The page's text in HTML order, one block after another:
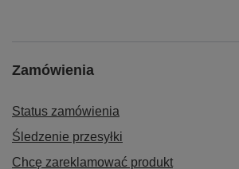
Zamówienia
Status zamówienia
Śledzenie przesyłki
Chcę zareklamować produkt